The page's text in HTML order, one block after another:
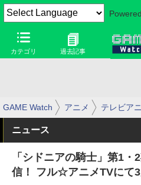
カテゴリ 過去記事
GAME Watch アニメ テレビア
ニュース
「シドニアの騎士」第1
信！ フル☆アニメTVにて3